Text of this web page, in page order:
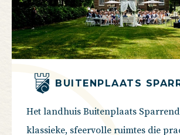
BUITENPLAATS
Het landhuis Buitenplaats
klassieke, sfeervolle ruimtes die